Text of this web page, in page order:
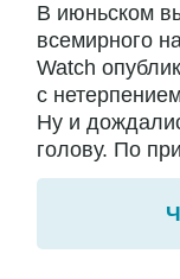
В июньском
всемирного
Watch
с
Ну и
голову. По